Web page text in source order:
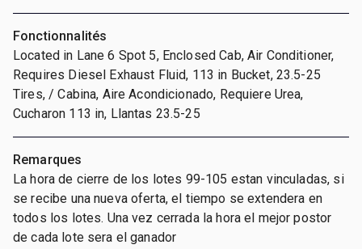
Fonctionnalités
Located in Lane 6 Spot 5, Enclosed Cab, Air Conditioner,
Requires Diesel Exhaust Fluid, 113 in Bucket, 23.5-25
Tires, / Cabina, Aire Acondicionado, Requiere Urea,
Cucharon 113 in, Llantas 23.5-25
Remarques
La hora de cierre de los lotes 99-105 estan vinculadas, si
se recibe una nueva oferta, el tiempo se extendera en
todos los lotes. Una vez cerrada la hora el mejor postor
de cada lote sera el ganador